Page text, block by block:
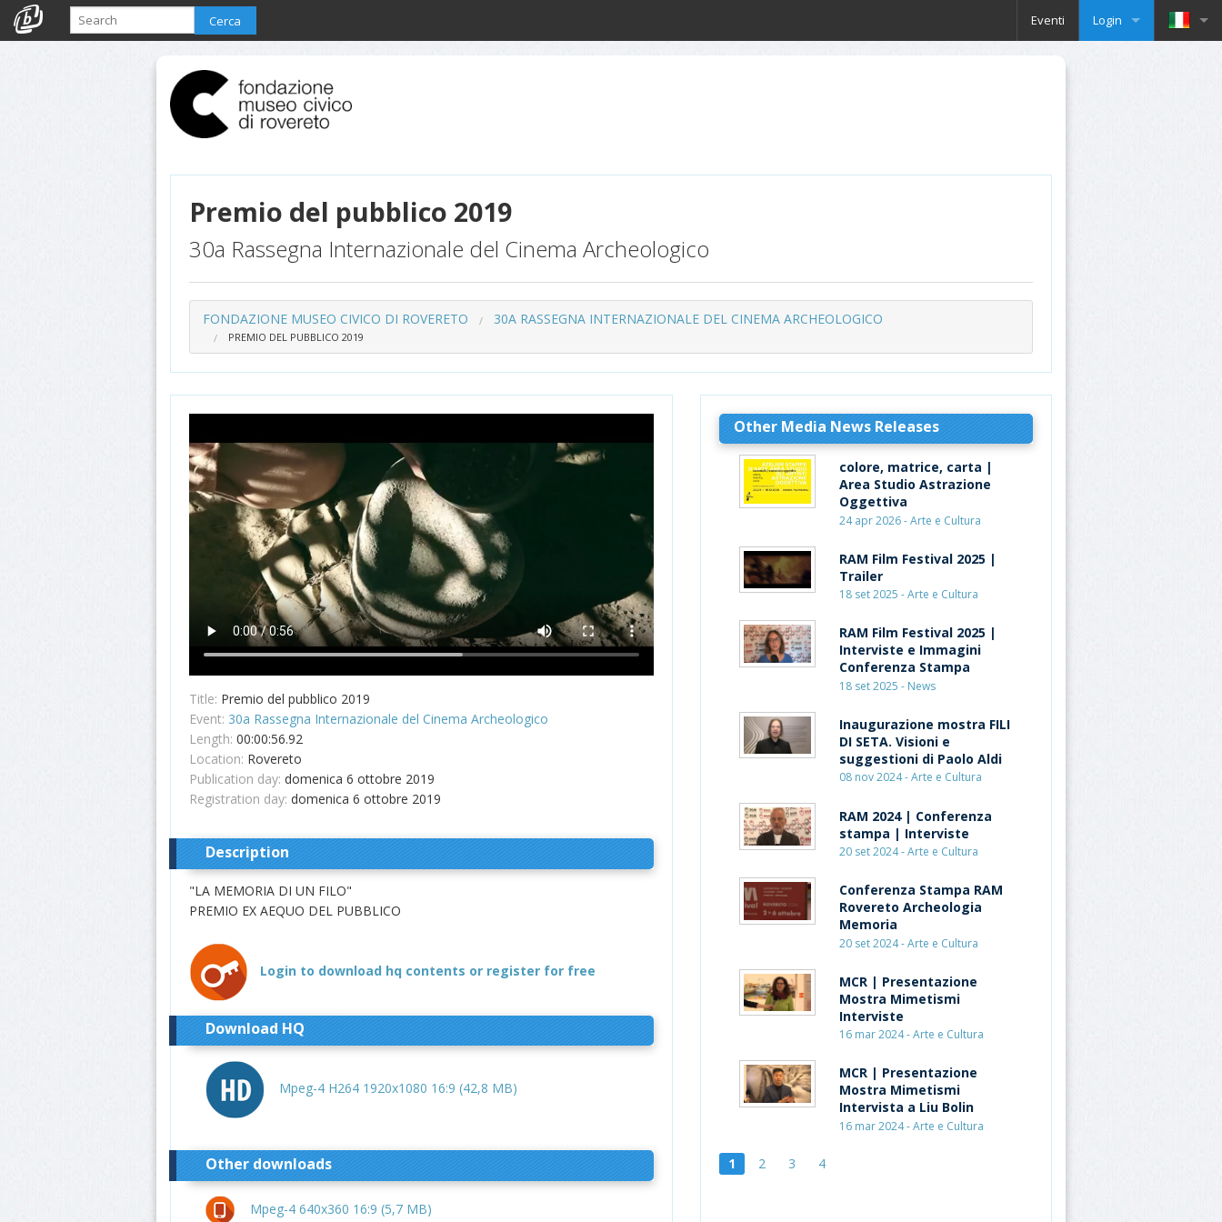
Cerca Eventi Login
Premio del pubblico 2019
30a Rassegna Internazionale del Cinema Archeologico
FONDAZIONE MUSEO CIVICO DI ROVERETO 30A RASSEGNA INTERNAZIONALE DEL CINEMA ARCHEOLOGICO
PREMIO DEL PUBBLICO 2019
Title: Premio del pubblico 2019
Event: 30a Rassegna Internazionale del Cinema Archeologico
Length: 00:00:56.92
Location: Rovereto
Publication day: domenica 6 ottobre 2019
Registration day: domenica 6 ottobre 2019
Description
"LA MEMORIA DI UN FILO"
PREMIO EX AEQUO DEL PUBBLICO
Login to download hq contents or register for free
Download HQ
Mpeg-4 H264 1920x1080 16:9 (42,8 MB)
Other downloads
Mpeg-4 640x360 16:9 (5,7 MB)
Other Media News Releases
colore, matrice, carta |
Area Studio Astrazione
Oggettiva
24 apr 2026 - Arte e Cultura
RAM Film Festival 2025 |
Trailer
18 set 2025 - Arte e Cultura
RAM Film Festival 2025 |
Interviste e Immagini
Conferenza Stampa
18 set 2025 - News
Inaugurazione mostra FILI
DI SETA. Visioni e
suggestioni di Paolo Aldi
08 nov 2024 - Arte e Cultura
RAM 2024 | Conferenza
stampa | Interviste
20 set 2024 - Arte e Cultura
Conferenza Stampa RAM
Rovereto Archeologia
Memoria
20 set 2024 - Arte e Cultura
MCR | Presentazione
Mostra Mimetismi
Interviste
16 mar 2024 - Arte e Cultura
MCR | Presentazione
Mostra Mimetismi
Intervista a Liu Bolin
16 mar 2024 - Arte e Cultura
1 2 3 4